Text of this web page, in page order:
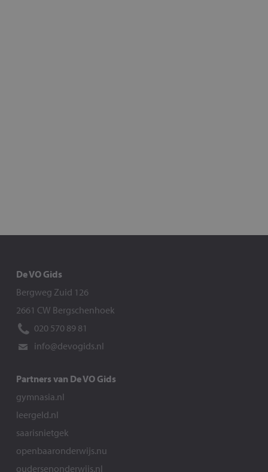
De VO Gids
Bergweg Zuid 126
2661 CW Bergschenhoek
020 570 89 81
info@devogids.nl
Partners van De VO Gids
gymnasia.nl
leergeld.nl
saarisnietgek
openbaaronderwijs.nu
oudersenonderwijs.nl